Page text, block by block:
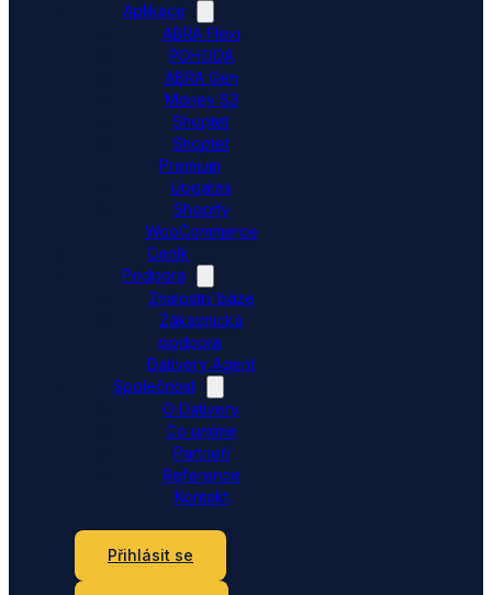
Aplikace
ABRA Flexi
POHODA
ABRA Gen
Money S3
Shoptet
Shoptet
Premium
Upgates
Shopify
WooCommerce
Ceník
Podpora
Znalostní báze
Zákaznická
podpora
Dativery Agent
Společnost
O Dativery
Co umíme
Partneři
Reference
Kontakt
Přihlásit se